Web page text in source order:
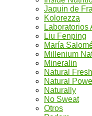
Jaquin de
Kolorezza
Laboratorios
Liu Fenping
María
Millenium
Mineralin
Natural
Natural
Naturally
No Sweat
Otros